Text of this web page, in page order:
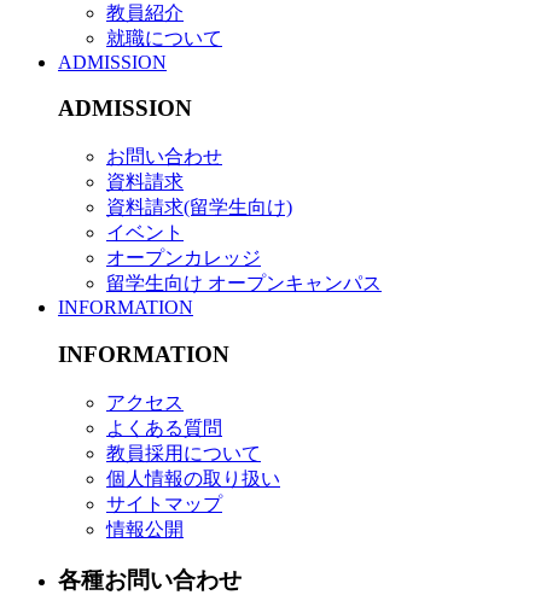
教員紹介
就職について
ADMISSION
ADMISSION
お問い合わせ
資料請求
資料請求(留学生向け)
イベント
オープンカレッジ
留学生向け オープンキャンパス
INFORMATION
INFORMATION
アクセス
よくある質問
教員採用について
個人情報の取り扱い
サイトマップ
情報公開
各種お問い合わせ